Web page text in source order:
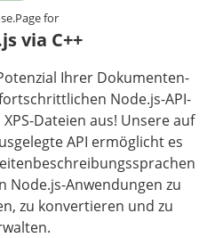
for
via C++
Ihrer Dokumenten-
Node.js-API-
Dateien aus! Unsere auf
API ermöglicht es
Node.js-Anwendungen zu
zu konvertieren und zu